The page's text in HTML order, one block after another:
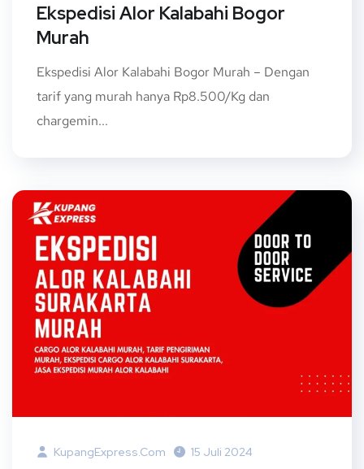
Ekspedisi Alor Kalabahi Bogor
Murah
Ekspedisi Alor Kalabahi Bogor Murah – Dengan
tarif yang murah hanya Rp8.500/Kg dan
chargemin...
KupangExpress.com 15 Juli 2024